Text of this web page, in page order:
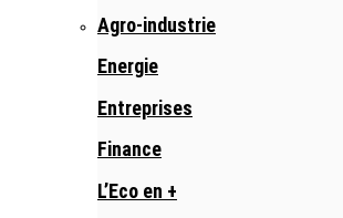
Agro-industrie
Energie
Entreprises
Finance
L’Eco en +